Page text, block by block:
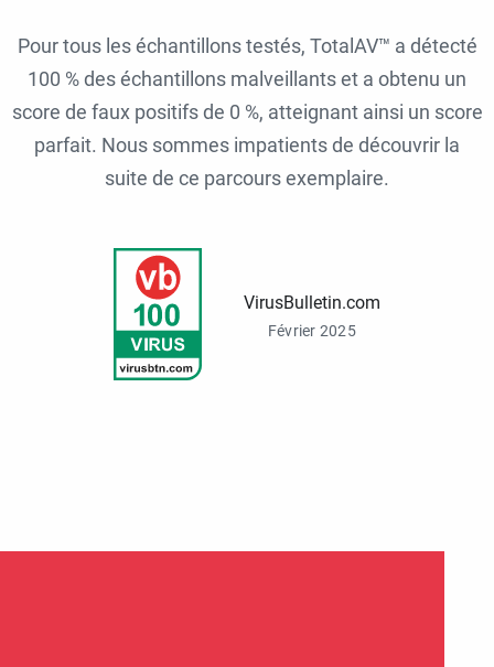
Pour tous les échantillons testés, TotalAV™ a détecté
100 % des échantillons malveillants et a obtenu un
score de faux positifs de 0 %, atteignant ainsi un score
parfait. Nous sommes impatients de découvrir la
suite de ce parcours exemplaire.
VirusBulletin.com
Février 2025